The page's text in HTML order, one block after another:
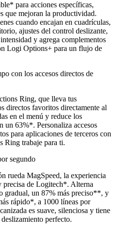
para acciones específicas,
que mejoran la productividad.
cuando encajan en cuadrículas,
ajustes del control deslizante,
y agrega complementos
Logi Options+ para un flujo de
con los accesos directos de
Ring, que lleva tus
directos favoritos directamente al
en el menú y reduce los
un 63%*. Personaliza accesos
para aplicaciones de terceros con
Ring trabaje para ti.
segundo
rueda MagSpeed, la experiencia
precisa de Logitech*. Alterna
gradual, un 87% más preciso**, y
rápido*, a 1000 líneas por
es suave, silenciosa y tiene
perfecto.